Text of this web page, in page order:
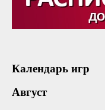
Календарь игр
Август